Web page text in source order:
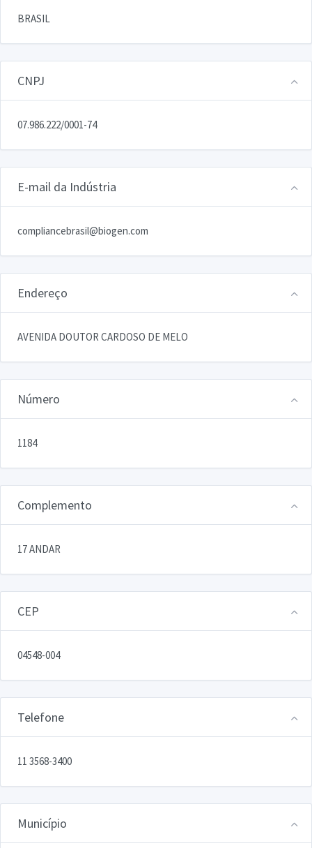
BRASIL
CNPJ
07.986.222/0001-74
E-mail da Indústria
compliancebrasil@biogen.com
Endereço
AVENIDA DOUTOR CARDOSO DE MELO
Número
1184
Complemento
17 ANDAR
CEP
04548-004
Telefone
11 3568-3400
Município